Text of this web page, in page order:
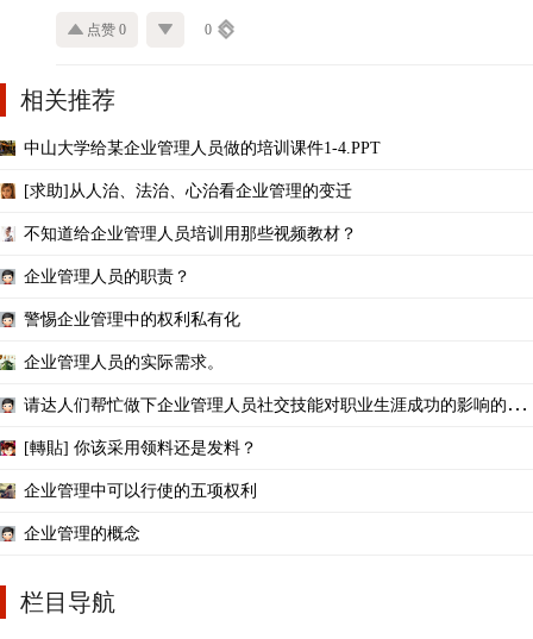
点赞 0 0
相关推荐
中山大学给某企业管理人员做的培训课件1-4.PPT
[求助]从人治、法治、心治看企业管理的变迁
不知道给企业管理人员培训用那些视频教材？
企业管理人员的职责？
警惕企业管理中的权利私有化
企业管理人员的实际需求。
请达人们帮忙做下企业管理人员社交技能对职业生涯成功的影响的问
[轉貼] 你该采用领料还是发料？
企业管理中可以行使的五项权利
企业管理的概念
栏目导航